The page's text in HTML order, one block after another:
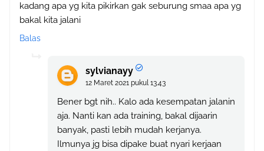
kadang apa yg kita pikirkan gak seburung smaa apa yg
bakal kita jalani
Balas
sylvianayy
12 Maret 2021 pukul 13.43
Bener bgt nih.. Kalo ada kesempatan jalanin
aja. Nanti kan ada training, bakal dijaarin
banyak, pasti lebih mudah kerjanya.
Ilmunya jg bisa dipake buat nyari kerjaan